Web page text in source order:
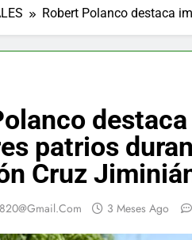
Robert Polanco destaca
patrios
Cruz
3 Meses Ago